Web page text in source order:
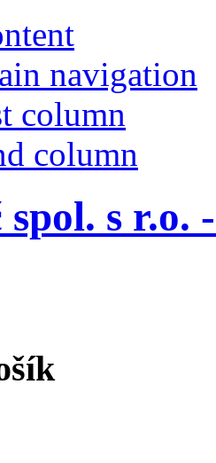
navigation
column
column
s r.o.